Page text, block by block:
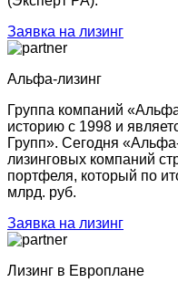
Заявка на лизинг
Альфа-лизинг
Группа компаний
историю с 1998 и
Групп». Сегодня
лизинговых компаний
портфеля, который по
млрд. руб.
Заявка на лизинг
Лизинг в Европлане